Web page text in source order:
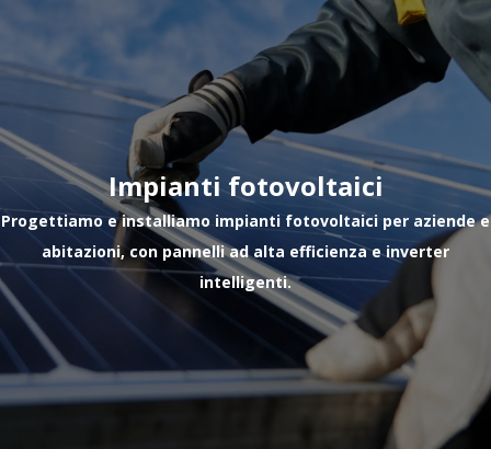
Impianti fotovoltaici
Progettiamo e installiamo impianti fotovoltaici per aziende e
abitazioni, con pannelli ad alta efficienza e inverter
intelligenti.